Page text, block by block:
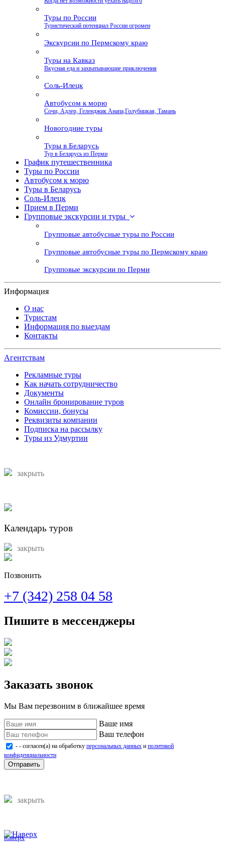
Туры по России
Туристический потенциал России огромен
Экскурсии по Пермскому краю
Туры на Кавказ
Вкусная еда и захватывающие приключения
Соль-Илецк
Автобусом к морю
Сочи, Адлер, Геленджик Анапа,Голубицкая, Тамань
Новогодние туры
Туры в Беларусь
Тур в Беларусь из Перми
График путешественника
Туры по России
Автобусом к морю
Туры в Беларусь
Соль-Илецк
Прием в Перми
Групповые экскурсии и туры
Групповые автобусные туры по России
Групповые автобусные туры по Пермскому краю
Групповые экскурсии по Перми
Информация
О нас
Туристам
Информация по выездам
Контакты
Агентствам
Рекламные туры
Как начать сотрудничество
Документы
Онлайн бронирование туров
Комиссии, бонусы
Реквизиты компании
Подписка на рассылку
Туры из Удмуртии
закрыть
Календарь туров
закрыть
Позвонить
+7 (342) 258 04 58
Пишите в мессенджеры
Заказать звонок
Мы Вам перезвоним в ближайшее время
Ваше имя
Ваш телефон
- - согласен(а) на обработку персональных данных и политикой
конфиденциальности
Отправить
закрыть
наверх